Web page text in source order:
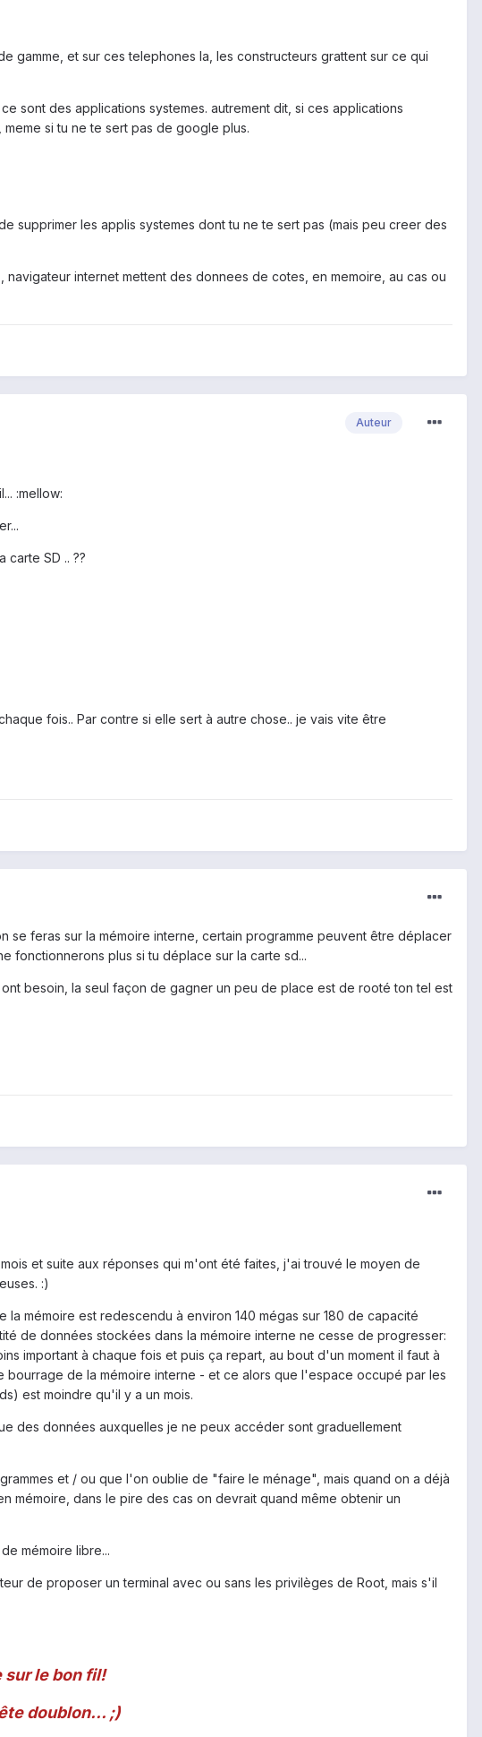
et sur ces telephones la, les constructeurs grattent sur ce qui
sont des applications systemes. autrement dit, si ces applications
si tu ne te sert pas de google plus.
supprimer les applis systemes dont tu ne te sert pas (mais peu creer des
internet mettent des donnees de cotes, en memoire, au cas ou
Auteur
:mellow:
SD .. ??
fois.. Par contre si elle sert à autre chose.. je vais vite être
se feras sur la mémoire interne, certain programme peuvent être déplacer
fonctionnerons plus si tu déplace sur la carte sd...
besoin, la seul façon de gagner un peu de place est de rooté ton tel est
et suite aux réponses qui m'ont été faites, j'ai trouvé le moyen de
:)
mémoire est redescendu à environ 140 mégas sur 180 de capacité
de données stockées dans la mémoire interne ne cesse de progresser:
important à chaque fois et puis ça repart, au bout d'un moment il faut à
de la mémoire interne - et ce alors que l'espace occupé par les
est moindre qu'il y a un mois.
des données auxquelles je ne peux accéder sont graduellement
et / ou que l'on oublie de "faire le ménage", mais quand on a déjà
dans le pire des cas on devrait quand même obtenir un
mémoire libre...
de proposer un terminal avec ou sans les privilèges de Root, mais s'il
sur le bon fil!
doublon... ;)